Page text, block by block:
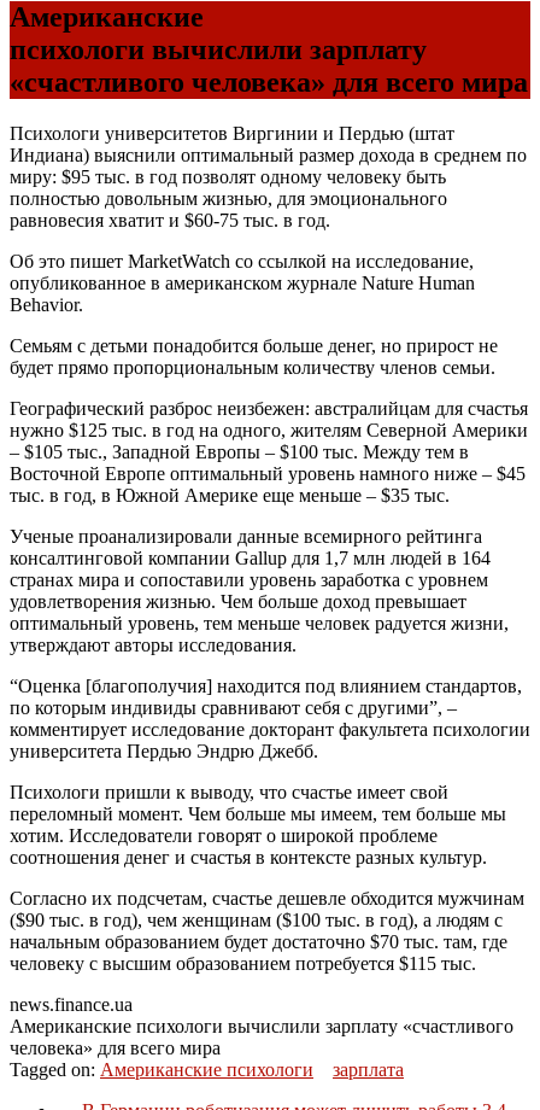
Американские
психологи вычислили зарплату
«счастливого человека» для всего мира
Психологи университетов Виргинии и Пердью (штат
Индиана) выяснили оптимальный размер дохода в среднем по
миру: $95 тыс. в год позволят одному человеку быть
полностью довольным жизнью, для эмоционального
равновесия хватит и $60-75 тыс. в год.
Об это пишет MarketWatch со ссылкой на исследование,
опубликованное в американском журнале Nature Human
Behavior.
Семьям с детьми понадобится больше денег, но прирост не
будет прямо пропорциональным количеству членов семьи.
Географический разброс неизбежен: австралийцам для счастья
нужно $125 тыс. в год на одного, жителям Северной Америки
– $105 тыс., Западной Европы – $100 тыс. Между тем в
Восточной Европе оптимальный уровень намного ниже – $45
тыс. в год, в Южной Америке еще меньше – $35 тыс.
Ученые проанализировали данные всемирного рейтинга
консалтинговой компании Gallup для 1,7 млн людей в 164
странах мира и сопоставили уровень заработка с уровнем
удовлетворения жизнью. Чем больше доход превышает
оптимальный уровень, тем меньше человек радуется жизни,
утверждают авторы исследования.
“Оценка [благополучия] находится под влиянием стандартов,
по которым индивиды сравнивают себя с другими”, –
комментирует исследование докторант факультета психологии
университета Пердью Эндрю Джебб.
Психологи пришли к выводу, что счастье имеет свой
переломный момент. Чем больше мы имеем, тем больше мы
хотим. Исследователи говорят о широкой проблеме
соотношения денег и счастья в контексте разных культур.
Согласно их подсчетам, счастье дешевле обходится мужчинам
($90 тыс. в год), чем женщинам ($100 тыс. в год), а людям с
начальным образованием будет достаточно $70 тыс. там, где
человеку с высшим образованием потребуется $115 тыс.
news.finance.ua
Американские психологи вычислили зарплату «счастливого
человека» для всего мира
Tagged on: Американские психологи
зарплата